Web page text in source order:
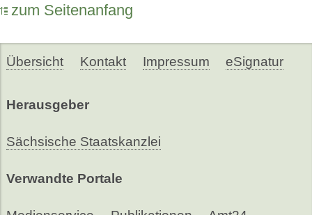
zum Seitenanfang
Übersicht Kontakt Impressum eSignatur
Herausgeber
Sächsische Staatskanzlei
Verwandte Portale